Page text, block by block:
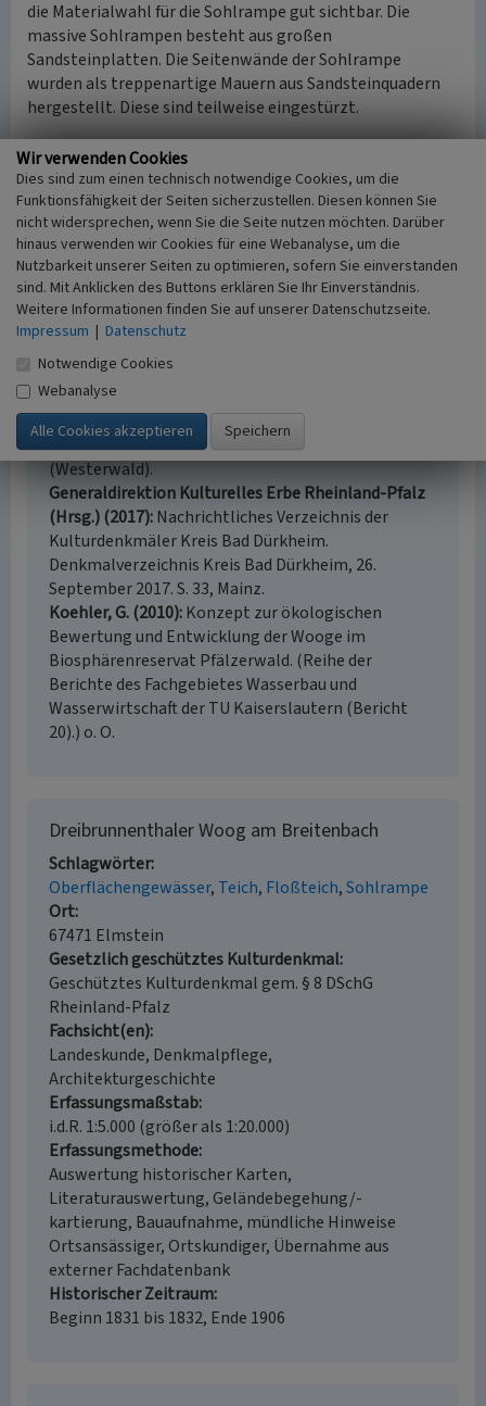
die Materialwahl für die Sohlrampe gut sichtbar. Die
massive Sohlrampen besteht aus großen
Sandsteinplatten. Die Seitenwände der Sohlrampe
wurden als treppenartige Mauern aus Sandsteinquadern
hergestellt. Diese sind teilweise eingestürzt.
Aufgrund des großen Gefälles des Breitenbaches wurde
das gesamte Triftgewässer durch mehrere Sohlrampen,
wie z.B. dieSohlrampe am Breitenbach , ergänzt.
(Matthias C.S. Dreyer, Struktur- und
Genehmigungsdirektion Süd, 2019)
Literatur
Albrecht, Karl-Heinz / Landkreis Pirmasens (Hrsg.)
(1983) Die südpfälzische Holztrift und ihr Ende vor
100 Jahren. (Heimatkalender für das Pirmasenser
und Zweibrücker Land 1983.) S. 53-56. Rengsdorf
(Westerwald).
Generaldirektion Kulturelles Erbe Rheinland-Pfalz
(Hrsg.) (2017) Nachrichtliches Verzeichnis der
Kulturdenkmäler Kreis Bad Dürkheim.
Denkmalverzeichnis Kreis Bad Dürkheim, 26.
September 2017. S. 33, Mainz.
Koehler, G. (2010) Konzept zur ökologischen
Bewertung und Entwicklung der Wooge im
Biosphärenreservat Pfälzerwald. (Reihe der
Berichte des Fachgebietes Wasserbau und
Wasserwirtschaft der TU Kaiserslautern (Bericht
20).) o. O.
Dreibrunnenthaler Woog am Breitenbach
Schlagwörter
Oberflächengewässer Teich Floßteich Sohlrampe
Ort
67471 Elmstein
Gesetzlich geschütztes Kulturdenkmal
Geschütztes Kulturdenkmal gem. § 8 DSchG
Rheinland-Pfalz
Fachsicht(en)
Landeskunde, Denkmalpflege,
Architekturgeschichte
Erfassungsmaßstab
i.d.R. 1:5.000 (größer als 1:20.000)
Erfassungsmethode
Auswertung historischer Karten,
Literaturauswertung, Geländebegehung/-
kartierung, Bauaufnahme, mündliche Hinweise
Ortsansässiger, Ortskundiger, Übernahme aus
externer Fachdatenbank
Historischer Zeitraum
Beginn 1831 bis 1832, Ende 1906
Wir verwenden Cookies
Dies sind zum einen technisch notwendige Cookies, um die
Funktionsfähigkeit der Seiten sicherzustellen. Diesen können Sie
nicht widersprechen, wenn Sie die Seite nutzen möchten. Darüber
hinaus verwenden wir Cookies für eine Webanalyse, um die
Nutzbarkeit unserer Seiten zu optimieren, sofern Sie einverstanden
sind. Mit Anklicken des Buttons erklären Sie Ihr Einverständnis.
Weitere Informationen finden Sie auf unserer Datenschutzseite.
Impressum | Datenschutz
Notwendige Cookies
Webanalyse